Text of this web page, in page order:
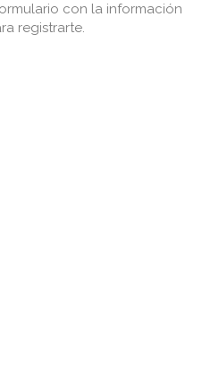
con la información
registrarte.